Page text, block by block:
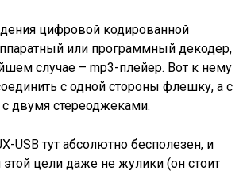
цифровой кодированной
или программный декодер,
случае – mp3-плейер. Вот к нему
с одной стороны флешку, а с
двумя стереоджеками.
USB тут абсолютно бесполезен, и
цели даже не жулики (он стоит